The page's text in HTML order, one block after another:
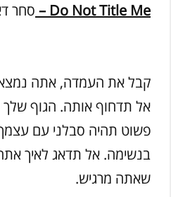
Do Not Title Me
– סחר
קבל את העמדה, אתה
אל תדחוף אותה. הגוף שלך
פשוט תהיה סבלני עם
בנשימה. אל תדאג לאיך
שאתה מרגיש.